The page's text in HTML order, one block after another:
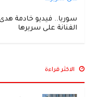
سوريا.. فيديو خادمة
الفنانة على سريرها
الاكثر قراءة